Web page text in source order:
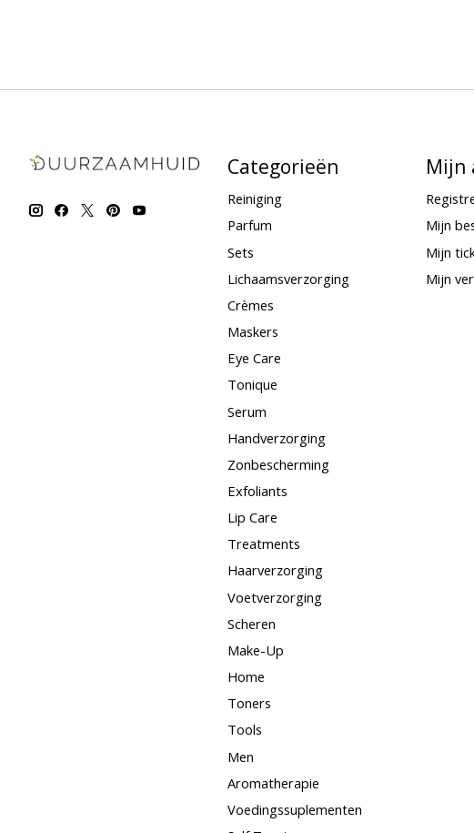
Categorieën
Reiniging
Parfum
Sets
Lichaamsverzorging
Crèmes
Maskers
Eye Care
Tonique
Serum
Handverzorging
Zonbescherming
Exfoliants
Lip Care
Treatments
Haarverzorging
Voetverzorging
Scheren
Make-Up
Home
Toners
Tools
Men
Aromatherapie
Voedingssuplementen
Mijn
Mijn
Mijn
Mijn